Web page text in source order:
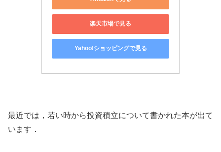
楽天市場で見る
Yahoo!ショッピングで見る
最近では，若い時から投資積立について書かれた本が出て
います．